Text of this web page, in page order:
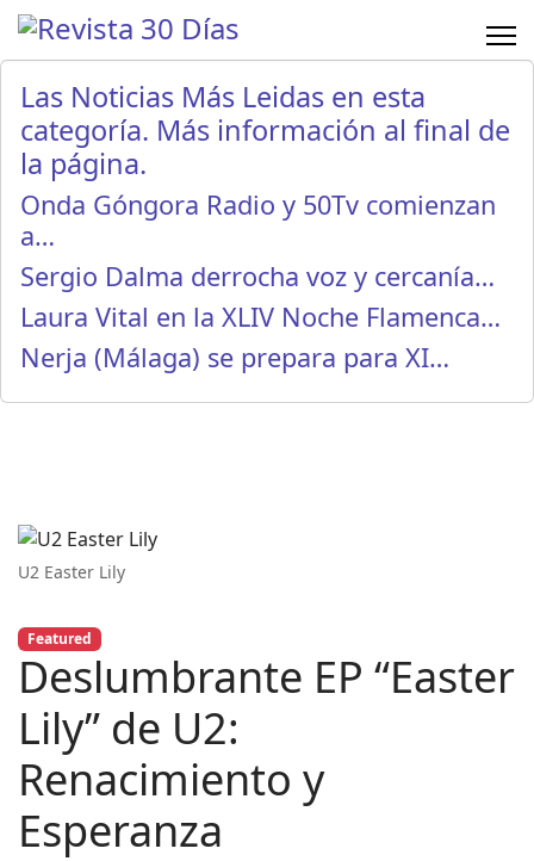
Las Noticias Más Leidas en esta
categoría. Más información al final de
la página.
Onda Góngora Radio y 50Tv comienzan
a…
Sergio Dalma derrocha voz y cercanía…
Laura Vital en la XLIV Noche Flamenca…
Nerja (Málaga) se prepara para XI…
U2 Easter Lily
Featured
Deslumbrante EP “Easter
Lily” de U2:
Renacimiento y
Esperanza